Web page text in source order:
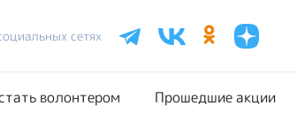
сетях
волонтером Прошедшие акции
Как стать волонтером